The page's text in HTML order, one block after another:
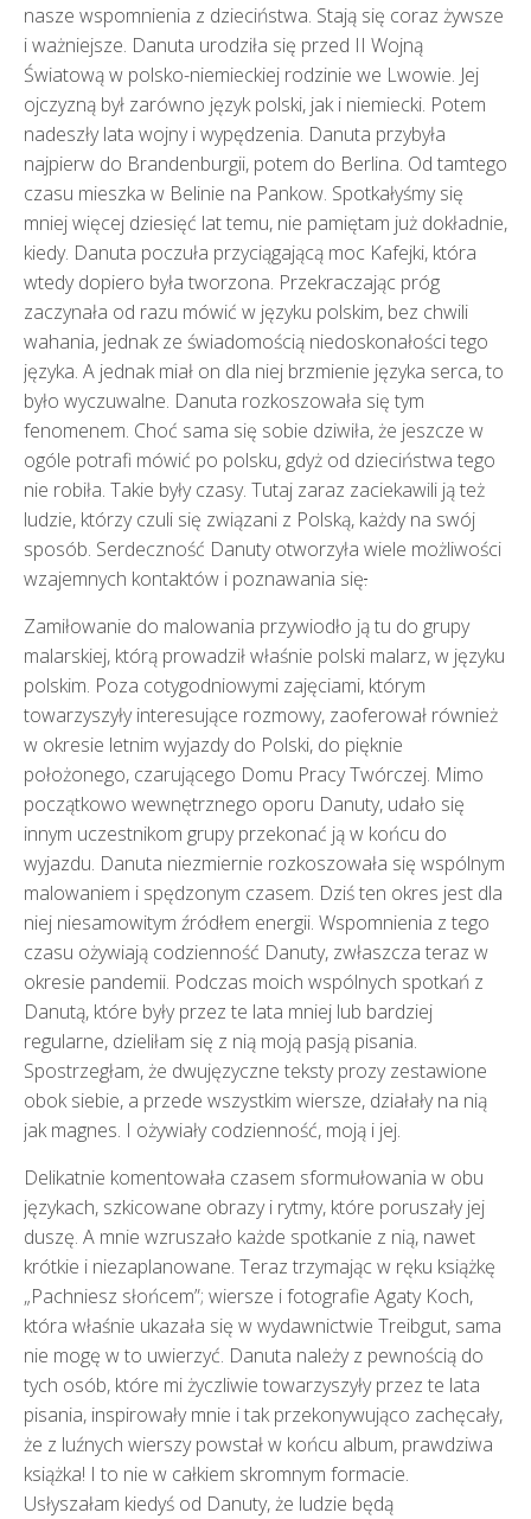
nasze wspomnienia z dzieciństwa. Stają się coraz żywsze
i ważniejsze. Danuta urodziła się przed II Wojną
Światową w polsko-niemieckiej rodzinie we Lwowie. Jej
ojczyzną był zarówno język polski, jak i niemiecki. Potem
nadeszły lata wojny i wypędzenia. Danuta przybyła
najpierw do Brandenburgii, potem do Berlina. Od tamtego
czasu mieszka w Belinie na Pankow. Spotkałyśmy się
mniej więcej dziesięć lat temu, nie pamiętam już dokładnie,
kiedy. Danuta poczuła przyciągającą moc Kafejki, która
wtedy dopiero była tworzona. Przekraczając próg
zaczynała od razu mówić w języku polskim, bez chwili
wahania, jednak ze świadomością niedoskonałości tego
języka. A jednak miał on dla niej brzmienie języka serca, to
było wyczuwalne. Danuta rozkoszowała się tym
fenomenem. Choć sama się sobie dziwiła, że jeszcze w
ogóle potrafi mówić po polsku, gdyż od dzieciństwa tego
nie robiła. Takie były czasy. Tutaj zaraz zaciekawili ją też
ludzie, którzy czuli się związani z Polską, każdy na swój
sposób. Serdeczność Danuty otworzyła wiele możliwości
wzajemnych kontaktów i poznawania się.
Zamiłowanie do malowania przywiodło ją tu do grupy
malarskiej, którą prowadził właśnie polski malarz, w języku
polskim. Poza cotygodniowymi zajęciami, którym
towarzyszyły interesujące rozmowy, zaoferował również
w okresie letnim wyjazdy do Polski, do pięknie
położonego, czarującego Domu Pracy Twórczej. Mimo
początkowo wewnętrznego oporu Danuty, udało się
innym uczestnikom grupy przekonać ją w końcu do
wyjazdu. Danuta niezmiernie rozkoszowała się wspólnym
malowaniem i spędzonym czasem. Dziś ten okres jest dla
niej niesamowitym źródłem energii. Wspomnienia z tego
czasu ożywiają codzienność Danuty, zwłaszcza teraz w
okresie pandemii. Podczas moich wspólnych spotkań z
Danutą, które były przez te lata mniej lub bardziej
regularne, dzieliłam się z nią moją pasją pisania.
Spostrzegłam, że dwujęzyczne teksty prozy zestawione
obok siebie, a przede wszystkim wiersze, działały na nią
jak magnes. I ożywiały codzienność, moją i jej.
Delikatnie komentowała czasem sformułowania w obu
językach, szkicowane obrazy i rytmy, które poruszały jej
duszę. A mnie wzruszało każde spotkanie z nią, nawet
krótkie i niezaplanowane. Teraz trzymając w ręku książkę
„Pachniesz słońcem”; wiersze i fotografie Agaty Koch,
która właśnie ukazała się w wydawnictwie Treibgut, sama
nie mogę w to uwierzyć. Danuta należy z pewnością do
tych osób, które mi życzliwie towarzyszyły przez te lata
pisania, inspirowały mnie i tak przekonywująco zachęcały,
że z luźnych wierszy powstał w końcu album, prawdziwa
książka! I to nie w całkiem skromnym formacie.
Usłyszałam kiedyś od Danuty, że ludzie będą